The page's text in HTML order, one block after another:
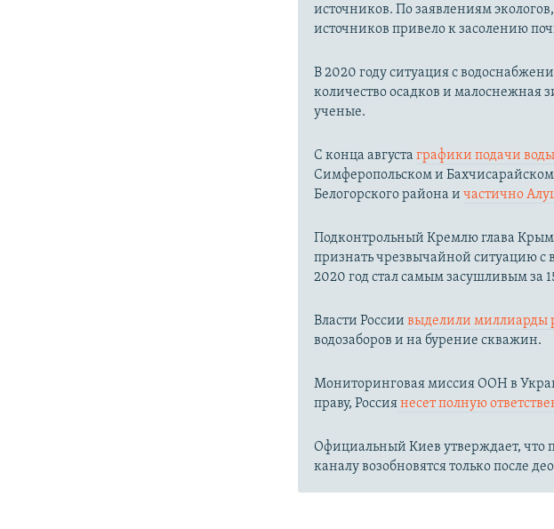
источников. По заявлениям
источников привело к засолению
В 2020 году ситуация с
количество осадков и малоснежная
ученые.
С конца августаграфики подачи воды
Симферопольском и Бахчисарайском
Белогорского района ичастично
Подконтрольный Кремлю глава
признать чрезвычайной ситуацию
2020 год стал самым засушливым за
Власти Россиивыделили миллиарды
водозаборов и на бурение скважин.
Мониторинговая миссия ООН в
праву, Россиянесет полную
Официальный Киев утверждает, что
каналу возобновятся только после